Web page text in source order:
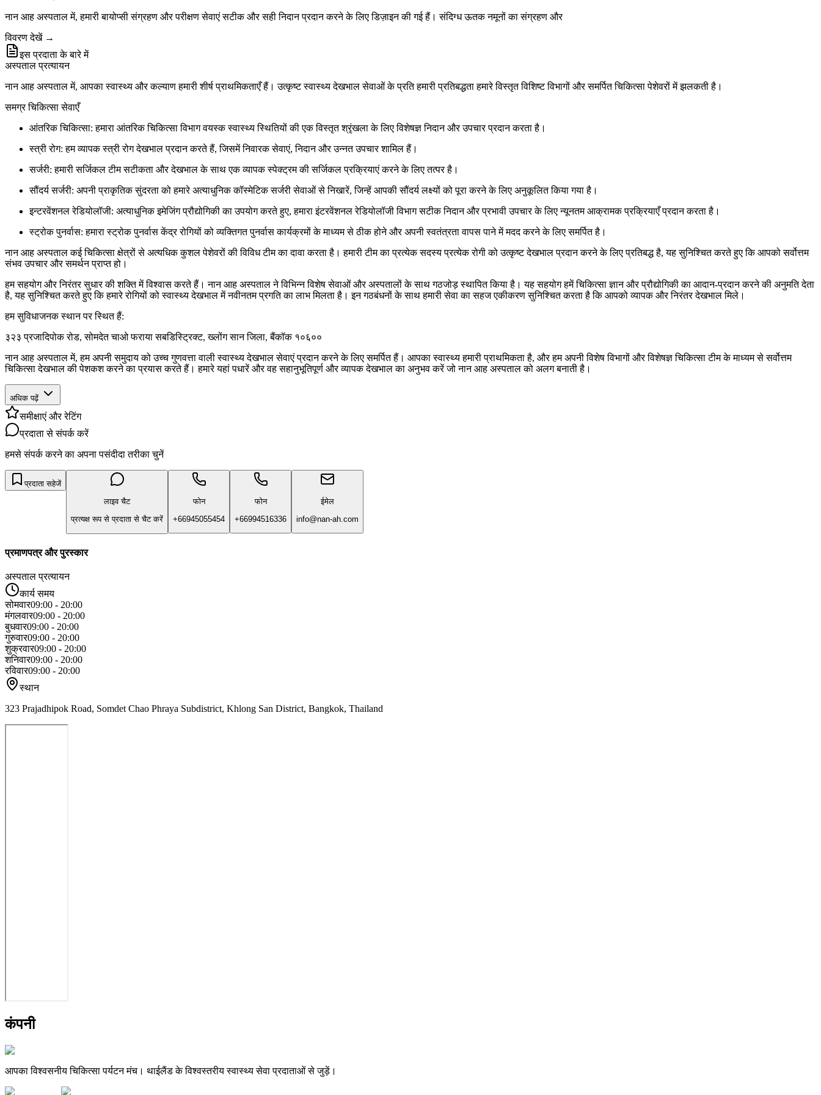
नान आह अस्पताल में, हमारी बायोप्सी संग्रहण और परीक्षण सेवाएं सटीक और सही निदान प्रदान करने के लिए डिज़ाइन की गई हैं। संदिग्ध ऊतक नमूनों का संग्रहण और
विवरण देखें →
इस प्रदाता के बारे में
अस्पताल प्रत्यायन
नान आह अस्पताल में, आपका स्वास्थ्य और कल्याण हमारी शीर्ष प्राथमिकताएँ हैं। उत्कृष्ट स्वास्थ्य देखभाल सेवाओं के प्रति हमारी प्रतिबद्धता हमारे विस्तृत विशिष्ट विभागों और समर्पित चिकित्सा पेशेवरों में झलकती है।
समग्र चिकित्सा सेवाएँ
आंतरिक चिकित्सा: हमारा आंतरिक चिकित्सा विभाग वयस्क स्वास्थ्य स्थितियों की एक विस्तृत श्रृंखला के लिए विशेषज्ञ निदान और उपचार प्रदान करता है।
स्त्री रोग: हम व्यापक स्त्री रोग देखभाल प्रदान करते हैं, जिसमें निवारक सेवाएं, निदान और उन्नत उपचार शामिल हैं।
सर्जरी: हमारी सर्जिकल टीम सटीकता और देखभाल के साथ एक व्यापक स्पेक्ट्रम की सर्जिकल प्रक्रियाएं करने के लिए तत्पर है।
सौंदर्य सर्जरी: अपनी प्राकृतिक सुंदरता को हमारे अत्याधुनिक कॉस्मेटिक सर्जरी सेवाओं से निखारें, जिन्हें आपकी सौंदर्य लक्ष्यों को पूरा करने के लिए अनुकूलित किया गया है।
इन्टरवेंशनल रेडियोलॉजी: अत्याधुनिक इमेजिंग प्रौद्योगिकी का उपयोग करते हुए, हमारा इंटरवेंशनल रेडियोलॉजी विभाग सटीक निदान और प्रभावी उपचार के लिए न्यूनतम आक्रामक प्रक्रियाएँ प्रदान करता है।
स्ट्रोक पुनर्वास: हमारा स्ट्रोक पुनर्वास केंद्र रोगियों को व्यक्तिगत पुनर्वास कार्यक्रमों के माध्यम से ठीक होने और अपनी स्वतंत्रता वापस पाने में मदद करने के लिए समर्पित है।
नान आह अस्पताल कई चिकित्सा क्षेत्रों से अत्यधिक कुशल पेशेवरों की विविध टीम का दावा करता है। हमारी टीम का प्रत्येक सदस्य प्रत्येक रोगी को उत्कृष्ट देखभाल प्रदान करने के लिए प्रतिबद्ध है, यह सुनिश्चित करते हुए कि आपको सर्वोत्तम
संभव उपचार और समर्थन प्राप्त हो।
हम सहयोग और निरंतर सुधार की शक्ति में विश्वास करते हैं। नान आह अस्पताल ने विभिन्न विशेष सेवाओं और अस्पतालों के साथ गठजोड़ स्थापित किया है। यह सहयोग हमें चिकित्सा ज्ञान और प्रौद्योगिकी का आदान-प्रदान करने की अनुमति देता
है, यह सुनिश्चित करते हुए कि हमारे रोगियों को स्वास्थ्य देखभाल में नवीनतम प्रगति का लाभ मिलता है। इन गठबंधनों के साथ हमारी सेवा का सहज एकीकरण सुनिश्चित करता है कि आपको व्यापक और निरंतर देखभाल मिले।
हम सुविधाजनक स्थान पर स्थित हैं:
३२३ प्रजादिपोक रोड, सोमदेत चाओ फराया सबडिस्ट्रिक्ट, ख्लोंग सान जिला, बैंकॉक १०६००
नान आह अस्पताल में, हम अपनी समुदाय को उच्च गुणवत्ता वाली स्वास्थ्य देखभाल सेवाएं प्रदान करने के लिए समर्पित हैं। आपका स्वास्थ्य हमारी प्राथमिकता है, और हम अपनी विशेष विभागों और विशेषज्ञ चिकित्सा टीम के माध्यम से सर्वोत्तम
चिकित्सा देखभाल की पेशकश करने का प्रयास करते हैं। हमारे यहां पधारें और वह सहानुभूतिपूर्ण और व्यापक देखभाल का अनुभव करें जो नान आह अस्पताल को अलग बनाती है।
अधिक पढ़ें
समीक्षाएं और रेटिंग
प्रदाता से संपर्क करें
हमसे संपर्क करने का अपना पसंदीदा तरीका चुनें
प्रदाता सहेजें
लाइव चैट
प्रत्यक्ष रूप से प्रदाता से चैट करें
फोन
+66945055454
फोन
+66994516336
ईमेल
info@nan-ah.com
प्रमाणपत्र और पुरस्कार
अस्पताल प्रत्यायन
कार्य समय
सोमवार09:00 - 20:00
मंगलवार09:00 - 20:00
बुधवार09:00 - 20:00
गुरुवार09:00 - 20:00
शुक्रवार09:00 - 20:00
शनिवार09:00 - 20:00
रविवार09:00 - 20:00
स्थान
323 Prajadhipok Road, Somdet Chao Phraya Subdistrict, Khlong San District, Bangkok, Thailand
कंपनी
आपका विश्वसनीय चिकित्सा पर्यटन मंच। थाईलैंड के विश्वस्तरीय स्वास्थ्य सेवा प्रदाताओं से जुड़ें।